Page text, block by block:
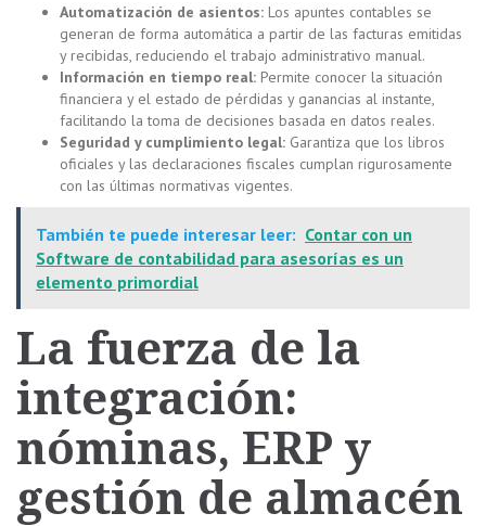
Automatización de asientos: Los apuntes contables se
generan de forma automática a partir de las facturas emitidas
y recibidas, reduciendo el trabajo administrativo manual.
Información en tiempo real: Permite conocer la situación
financiera y el estado de pérdidas y ganancias al instante,
facilitando la toma de decisiones basada en datos reales.
Seguridad y cumplimiento legal: Garantiza que los libros
oficiales y las declaraciones fiscales cumplan rigurosamente
con las últimas normativas vigentes.
También te puede interesar leer: Contar con un
Software de contabilidad para asesorías es un
elemento primordial
La fuerza de la
integración:
nóminas, ERP y
gestión de almacén